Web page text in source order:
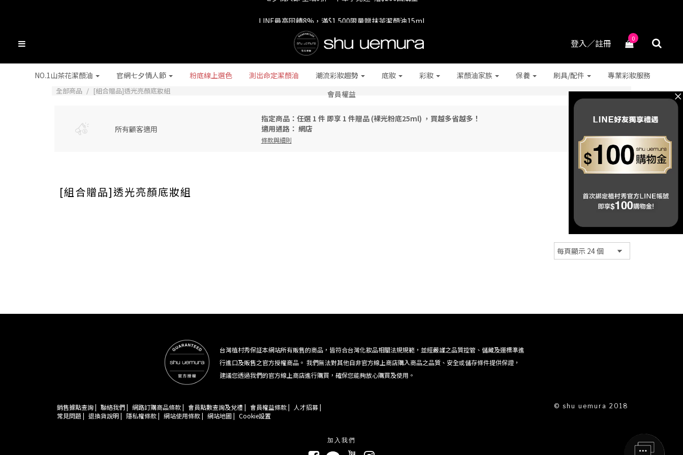
LINE最高回饋8%，滿$1,500限量贈抹茶潔顏油15ml
七夕情人節 全站9折，下單享免運+贈$200回購金 登入／註冊 0
NO.1山茶花潔顏油 官網七夕情人節 粉底線上選色 測出命定潔顏油 潮流彩妝趨勢 底妝 彩妝 潔顏油家族 保養 刷具/配件
專業彩妝服務
會員權益
全部商品 [組合贈品]透光亮顏底妝組
所有顧客適用
指定商品：任選 1 件 即享 1 件贈品 (裸光粉底25ml) ，買越多省越多！
適用通路： 網店
條款與細則
[組合贈品]透光亮顏底妝組
台灣植村秀保証本網站所有販售的商品，皆符合台灣化妝品相關法規規範，並經嚴謹之品質控管、儲藏及運標準進
行進口及販售之官方授權商品。 我們無法對其他自非官方線上商店購入商品之品質、安全或儲存條件提供保證，
建議您透過我們的官方線上商店進行購買，確保您能夠放心購買及使用。
銷售據點查詢 | 聯絡我們 | 網路訂購商品條款 | 會員點數查詢及兌禮 | 會員權益條款 |
人才招募 |
常見問題 | 退換貨說明 | 隱私權條款 | 網站使用條款 | 網站地圖 | Cookie設置
© shu uemura 2018
加入我們